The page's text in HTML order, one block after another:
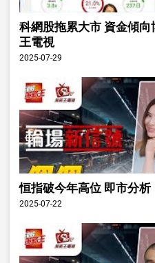
科網股拖累大市 資金傾
王電視
2025-07-29
恒指破今年高位 即市分
2025-07-22